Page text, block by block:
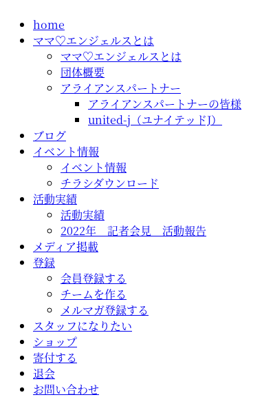
home
ママ♡エンジェルスとは
ママ♡エンジェルスとは
団体概要
アライアンスパートナー
アライアンスパートナーの皆様
united-j（ユナイテッドJ）
ブログ
イベント情報
イベント情報
チラシダウンロード
活動実績
活動実績
2022年 記者会見 活動報告
メディア掲載
登録
会員登録する
チームを作る
メルマガ登録する
スタッフになりたい
ショップ
寄付する
退会
お問い合わせ